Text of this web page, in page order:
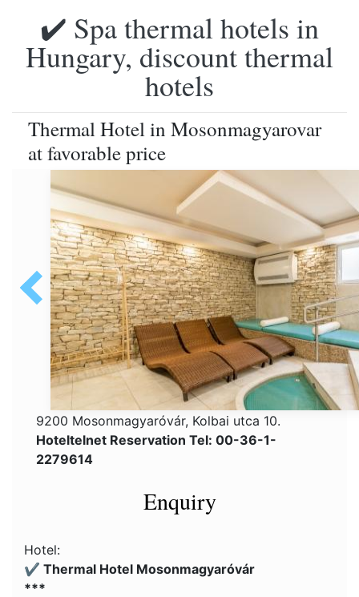
✔️ Spa thermal hotels in
Hungary, discount thermal
hotels
Thermal Hotel in Mosonmagyarovar
at favorable price
9200 Mosonmagyaróvár, Kolbai utca 10.
Hoteltelnet Reservation Tel: 00-36-1-
2279614
Enquiry
Hotel:
✔️ Thermal Hotel Mosonmagyaróvár
***